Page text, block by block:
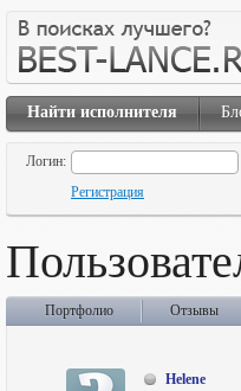
Найти исполнителя
Логин:
Регистрация
Портфолио Отзывы
Helene